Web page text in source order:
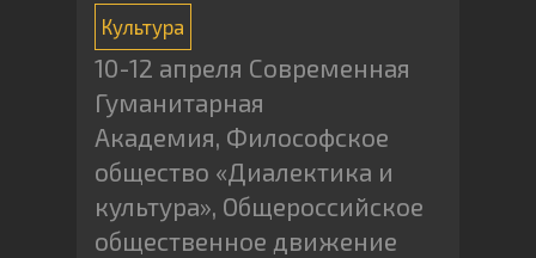
Культура
10-12 апреля Современная
Гуманитарная
Академия, Философское
общество «Диалектика и
культура», Общероссийское
общественное движение